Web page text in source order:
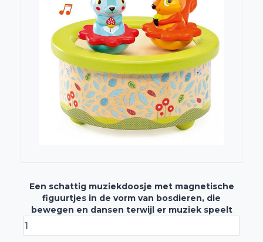
Een schattig muziekdoosje met magnetische
figuurtjes in de vorm van bosdieren, die
bewegen en dansen terwijl er muziek speelt